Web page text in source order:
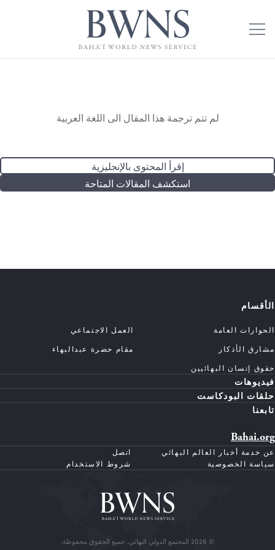
لم تتم ترجمة هذا المقال الى اللغة العربية
إقرأ المحتوى بالإنجليزية
استكشف المقالات المتاحة
الأقسام
الحوارات العامة
العمل الاجتماعي
مشارق الأذكار
مقام حضرة عبدالبهاء
حقوق إنسان البهائيين
فيديوهات
حلقات البودكاست
تابعنا
Bahai.org
عن خدمة أخبار العالم البهائي
اتصل
سياسة الخصوصية
شروط الاستخدام
© 2026 المجتمع الدولي البهائي. جميع الحقوق محفوظة.